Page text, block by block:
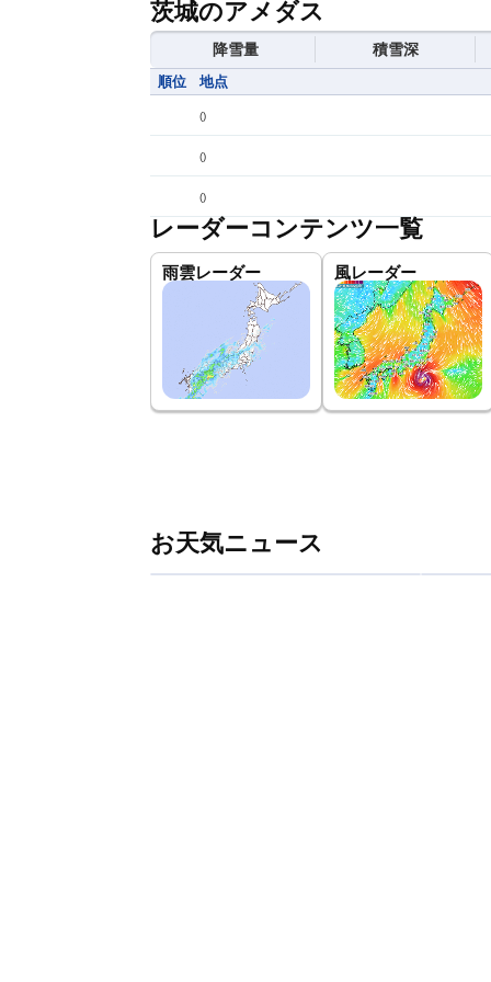
茨城のアメダス
降雪量 積雪深
順位 地点
()
()
()
レーダーコンテンツ一覧
雨雲レーダー 風レーダー
お天気ニュース